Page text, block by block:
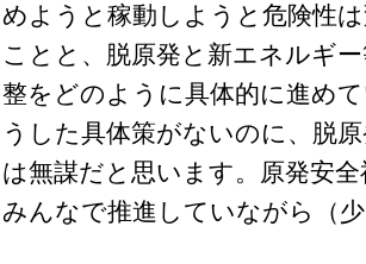
めようと稼動しようと危険性
ことと、脱原発と新エネルギ
整をどのように具体的に進め
うした具体策がないのに、脱
は無謀だと思います。原発安
みんなで推進していながら（